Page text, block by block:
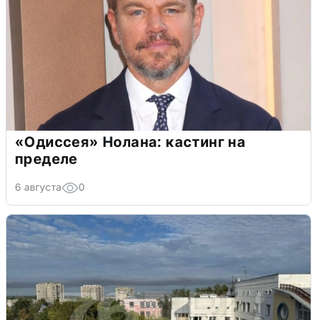
«Одиссея» Нолана: кастинг на
пределе
6 августа 0